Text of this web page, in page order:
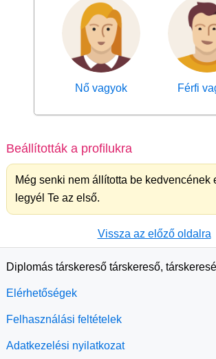
Nő vagyok Férfi
Beállították a profilukra
Még senki nem állította be kedvencének
legyél Te az első.
Vissza az előző oldalra
Diplomás társkereső társkereső,
Elérhetőségek
Felhasználási feltételek
Adatkezelési nyilatkozat